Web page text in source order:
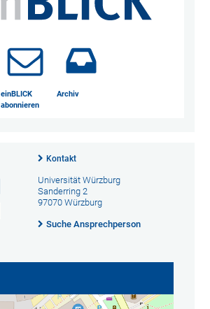
einBLICK
abonnieren
Archiv
Kontakt
Universität Würzburg
Sanderring 2
97070 Würzburg
Suche Ansprechperson